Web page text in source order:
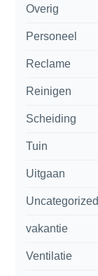
Overig
Personeel
Reclame
Reinigen
Scheiding
Tuin
Uitgaan
Uncategorized
vakantie
Ventilatie